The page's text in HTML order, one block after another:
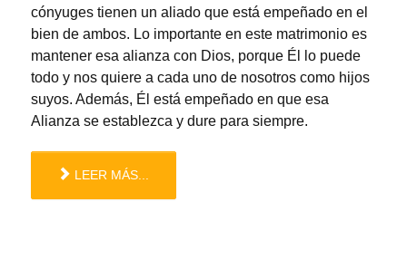
cónyuges tienen un aliado que está empeñado en el
bien de ambos. Lo importante en este matrimonio es
mantener esa alianza con Dios, porque Él lo puede
todo y nos quiere a cada uno de nosotros como hijos
suyos. Además, Él está empeñado en que esa
Alianza se establezca y dure para siempre.
LEER MÁS...